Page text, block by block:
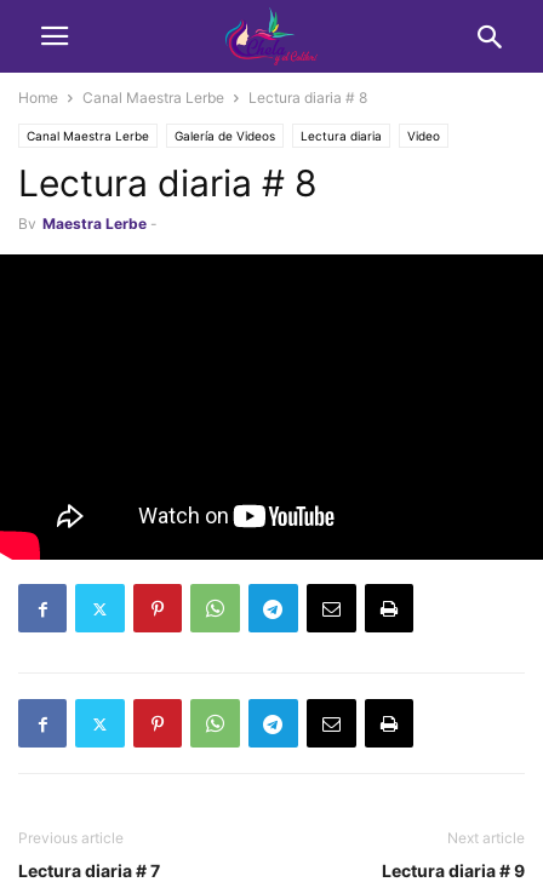
Home Canal Maestra Lerbe Lectura diaria # 8
Canal Maestra Lerbe Galería de Videos Lectura diaria Video
Vlog Maestra Lerbe
Lectura diaria # 8
By Maestra Lerbe -
Previous article
Lectura diaria # 7
Next article
Lectura diaria # 9